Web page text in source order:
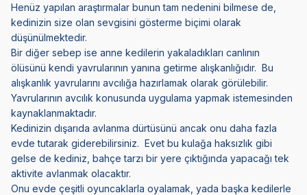
Henüz yapılan araştırmalar bunun tam nedenini bilmese de,
kedinizin size olan sevgisini gösterme biçimi olarak
düşünülmektedir.
Bir diğer sebep ise anne kedilerin yakaladıkları canlının
ölüsünü kendi yavrularının yanına getirme alışkanlığıdır. Bu
alışkanlık yavrularını avcılığa hazırlamak olarak görülebilir.
Yavrularının avcılık konusunda uygulama yapmak istemesinden
kaynaklanmaktadır.
Kedinizin dışarıda avlanma dürtüsünü ancak onu daha fazla
evde tutarak giderebilirsiniz. Evet bu kulağa haksızlık gibi
gelse de kediniz, bahçe tarzı bir yere çıktığında yapacağı tek
aktivite avlanmak olacaktır.
Onu evde çeşitli oyuncaklarla oyalamak, yada başka kedilerle